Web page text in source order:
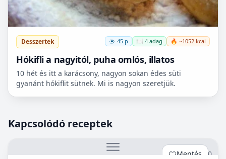
Desszertek 45 p 🍽️ 4 adag 🔥 ~1052 kcal
Hókifli a nagyitól, puha omlós, illatos
10 hét és itt a karácsony, nagyon sokan édes süti
gyanánt hókiflit sütnek. Mi is nagyon szeretjük.
Kapcsolódó receptek
Mentés 0